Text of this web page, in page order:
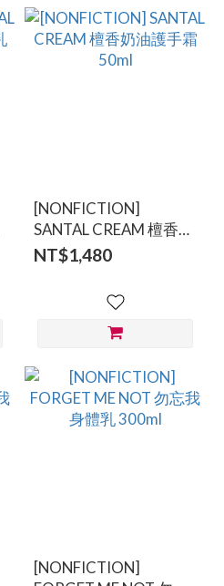
[NONFICTION]
SANTAL CREAM 檀香奶
油護手霜 50ml
NT$1,480
[NONFICTION]